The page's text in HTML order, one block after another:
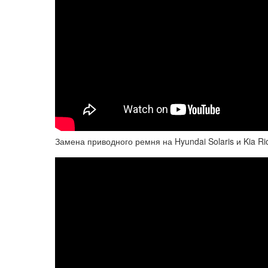
Замена приводного ремня на Hyundai Solaris и Kia